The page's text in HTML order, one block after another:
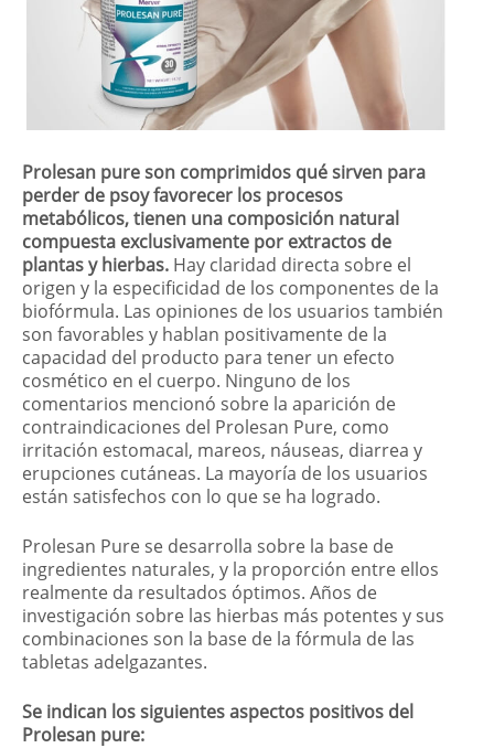
Prolesan pure son comprimidos qué sirven para
perder de psoy favorecer los procesos
metabólicos, tienen una composición natural
compuesta exclusivamente por extractos de
plantas y hierbas. Hay claridad directa sobre el
origen y la especificidad de los componentes de la
biofórmula. Las opiniones de los usuarios también
son favorables y hablan positivamente de la
capacidad del producto para tener un efecto
cosmético en el cuerpo. Ninguno de los
comentarios mencionó sobre la aparición de
contraindicaciones del Prolesan Pure, como
irritación estomacal, mareos, náuseas, diarrea y
erupciones cutáneas. La mayoría de los usuarios
están satisfechos con lo que se ha logrado.
Prolesan Pure se desarrolla sobre la base de
ingredientes naturales, y la proporción entre ellos
realmente da resultados óptimos. Años de
investigación sobre las hierbas más potentes y sus
combinaciones son la base de la fórmula de las
tabletas adelgazantes.
Se indican los siguientes aspectos positivos del
Prolesan pure: